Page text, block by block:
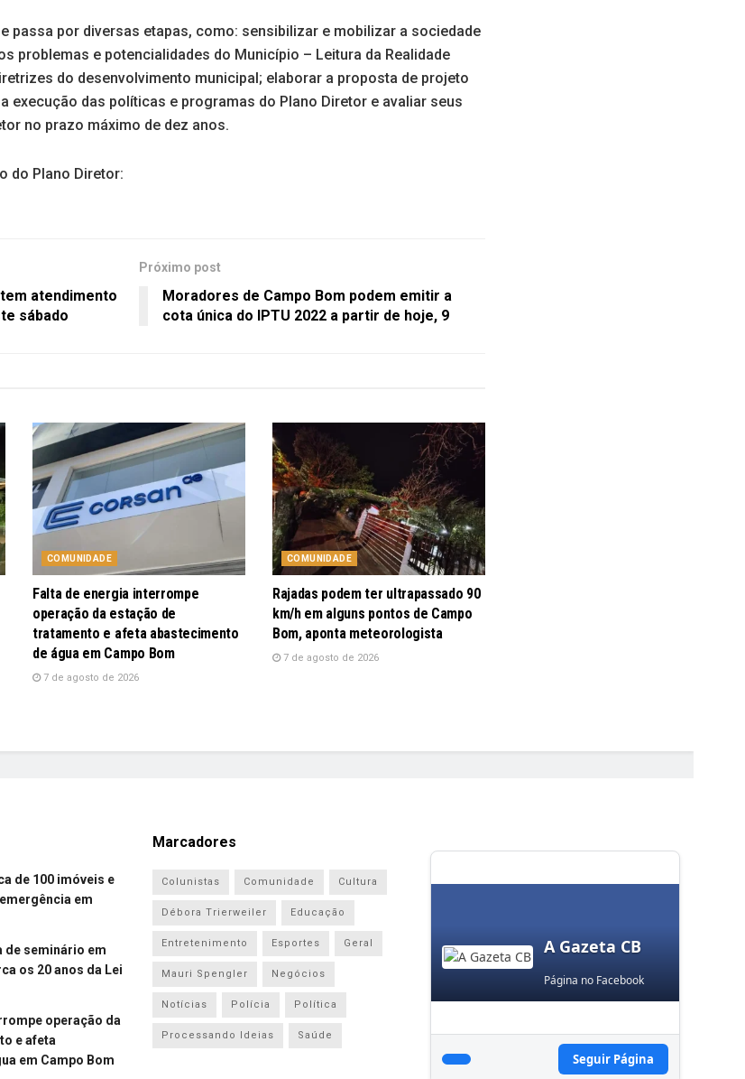
passa por diversas etapas, como: sensibilizar e mobilizar a sociedade
problemas e potencialidades do Município – Leitura da Realidade
do desenvolvimento municipal; elaborar a proposta de projeto
execução das políticas e programas do Plano Diretor e avaliar seus
no prazo máximo de dez anos.
do Plano Diretor:
atendimento
sábado
Próximo post
Moradores de Campo Bom podem emitir a
cota única do IPTU 2022 a partir de hoje, 9
COMUNIDADE
Falta de energia interrompe
operação da estação de
tratamento e afeta abastecimento
de água em Campo Bom
7 de agosto de 2026
COMUNIDADE
Rajadas podem ter ultrapassado 90
km/h em alguns pontos de Campo
Bom, aponta meteorologista
7 de agosto de 2026
de 100 imóveis e
em
de seminário em
os 20 anos da Lei
operação da
e afeta
em Campo Bom
Marcadores
Colunistas Comunidade Cultura
Débora Trierweiler Educação
Entretenimento Esportes Geral
Mauri Spengler Negócios
Notícias Polícia Política
Processando Ideias Saúde
A Gazeta CB
Página no Facebook
Seguir Página